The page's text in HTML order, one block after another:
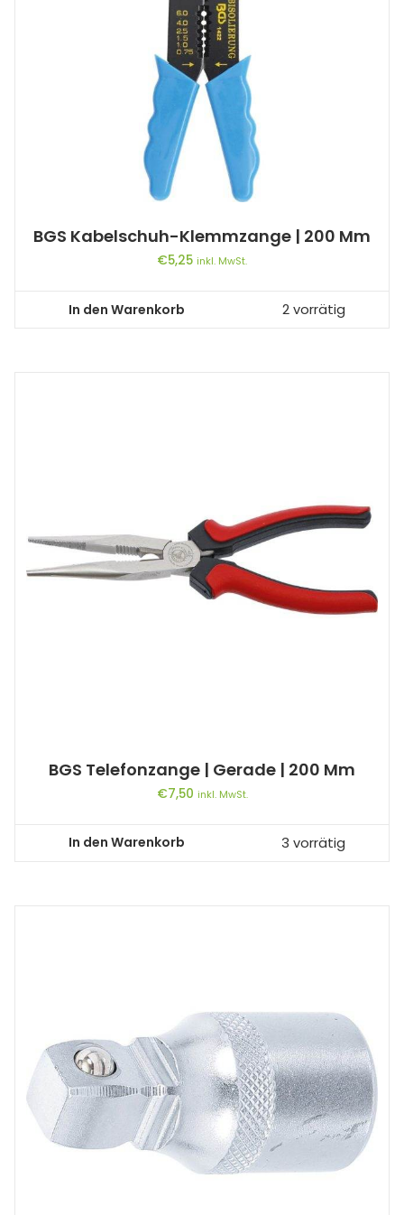
BGS Kabelschuh-Klemmzange | 200 Mm
€5,25 inkl. MwSt.
In den Warenkorb 2 vorrätig
BGS Telefonzange | Gerade | 200 Mm
€7,50 inkl. MwSt.
In den Warenkorb 3 vorrätig